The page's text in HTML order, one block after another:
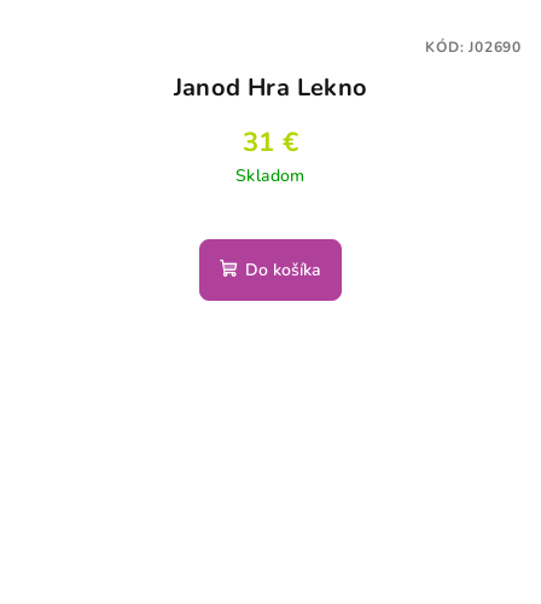
Janod Hra Lekno
31 €
Skladom
Do košíka
KÓD:J02690